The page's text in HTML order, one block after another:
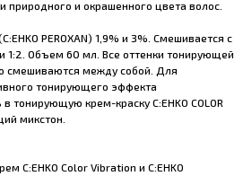
природного и окрашенного цвета волос.
PEROXAN) 1,9% и 3%. Смешивается с
1:2. Объем 60 мл. Все оттенки тонирующей
смешиваются между собой. Для
тонирующего эффекта
тонирующую крем-краску C:EHKO COLOR
микстон.
C:EHKO Color Vibration и C:EHKO